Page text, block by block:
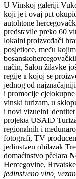
U Vinskoj galeriji
koji je i ovaj put
autohtone
predstavile preko 60
lokalni proizvođači
posjetioce, među
način, Salon žilavke
regije u kojoj se
jednog od
i promocije cjelokupne
vinski turizam, u
i novi vizuelni identitet
projekta USAID
regionalnih i
fotografi, TV
jedinstven obilazak
domaćinstvo pčelara
Hercegovine,
jedinstveno vino,